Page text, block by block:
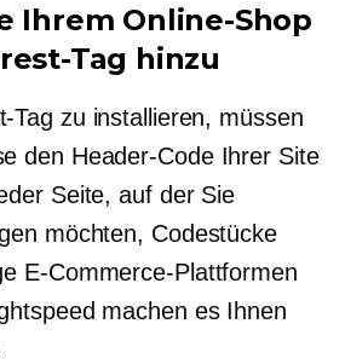
Ihrem Online-Shop
Tag hinzu
Tag zu installieren, müssen
den Header-Code Ihrer Site
Seite, auf der Sie
möchten, Codestücke
E-Commerce-Plattformen
machen es Ihnen